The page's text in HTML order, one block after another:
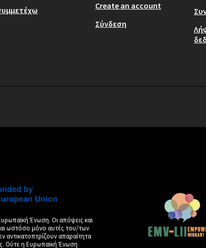
Create an account
Σύνδεση
Ένωση. Οι απόψεις και
ωστόσο μόνο αυτές του/των
απαραίτητα
Ούτε η Ευρωπαϊκή Ένωση